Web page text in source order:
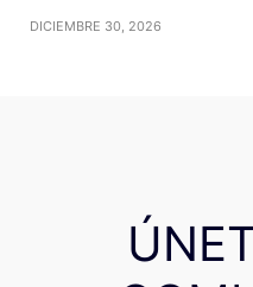
DICIEMBRE 30, 2026